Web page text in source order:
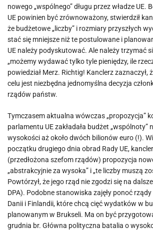
nowego „wspólnego” długu przez władze UE.
UE powinien być zrównoważony, stwierdził
że budżetowe „liczby” i rozmiary przyszłych
stać się mniejsze niż te postulowane i
UE należy podyskutować. Ale należy trzymać
„możemy wydawać tylko tyle pieniędzy, ile
powiedział Merz. Richtig! Kanclerz zaznaczył,
celu jest niezbędna jednomyślna decyzja
rządów państw.
Tymczasem aktualna wówczas „propozycja”
parlamentu UE zakładała budżet
wysokości aż około dwóch bilionów euro (!).
początku drugiego dnia obrad Rady UE,
(przedłożona szefom rządów) propozycja
„abstrakcyjnie za wysoka” i „te liczby muszą
Powtórzył, że jego rząd nie zgodzi się na
DPA). Podobne stanowiska zajęły ponoć
Danii i Finlandii, które chcą cięć wydatków w
planowanym w Brukseli. Ma on być
grudnia br. Główna polityczna batalia o